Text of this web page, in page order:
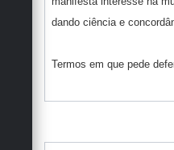
dando ciência e
Termos em que pede